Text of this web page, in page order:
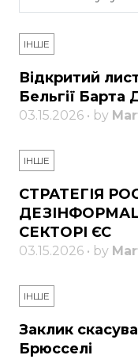
ІНШЕ
Відкритий
Бельгії Барта
03.15.2026 • by
ІНШЕ
СТРАТЕГІЯ
СЕКТОРІ ЄС
03.15.2026 • by
ІНШЕ
Заклик
Брюсселі